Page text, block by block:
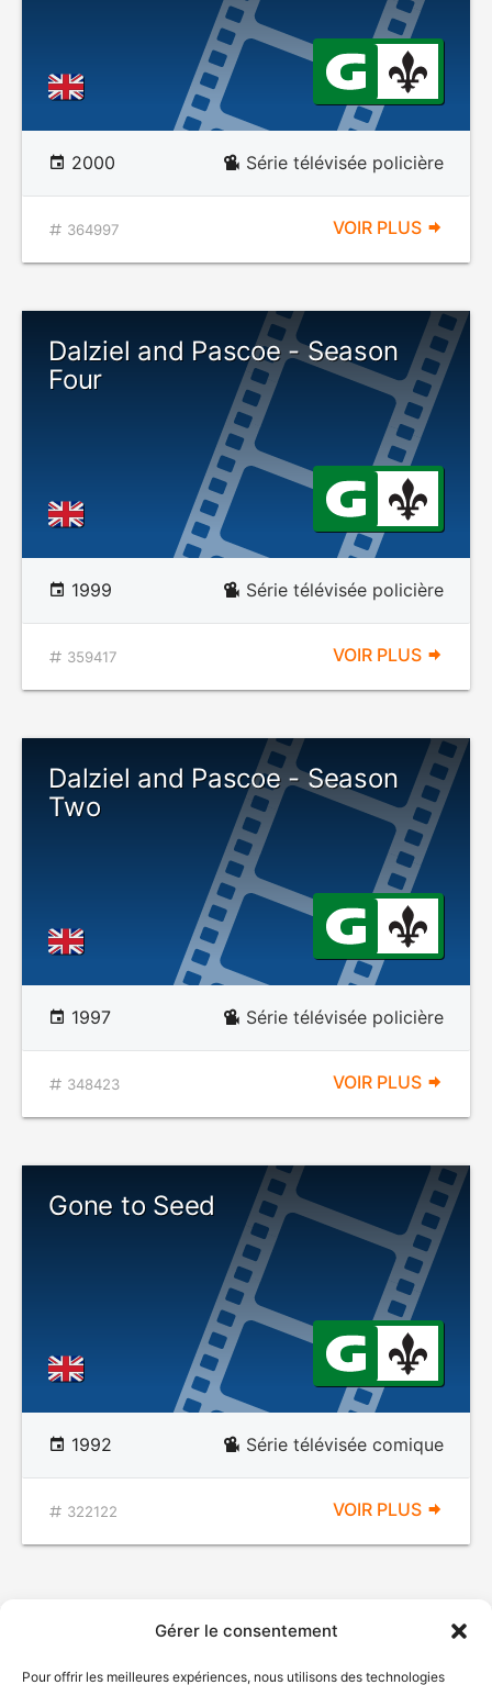
Gérer le consentement
Pour offrir les meilleures expériences, nous utilisons des technologies
2000 Série télévisée policière
364997 VOIR PLUS
Dalziel and Pascoe - Season
Four
1999 Série télévisée policière
359417 VOIR PLUS
Dalziel and Pascoe - Season
Two
1997 Série télévisée policière
348423 VOIR PLUS
Gone to Seed
1992 Série télévisée comique
322122 VOIR PLUS